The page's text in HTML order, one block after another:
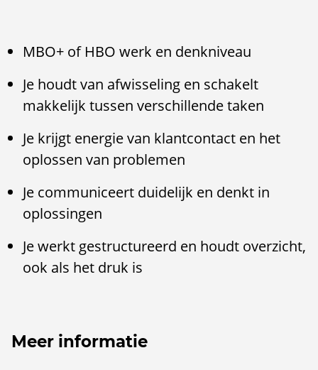
MBO+ of HBO werk en denkniveau
Je houdt van afwisseling en schakelt
makkelijk tussen verschillende taken
Je krijgt energie van klantcontact en het
oplossen van problemen
Je communiceert duidelijk en denkt in
oplossingen
Je werkt gestructureerd en houdt overzicht,
ook als het druk is
Meer informatie